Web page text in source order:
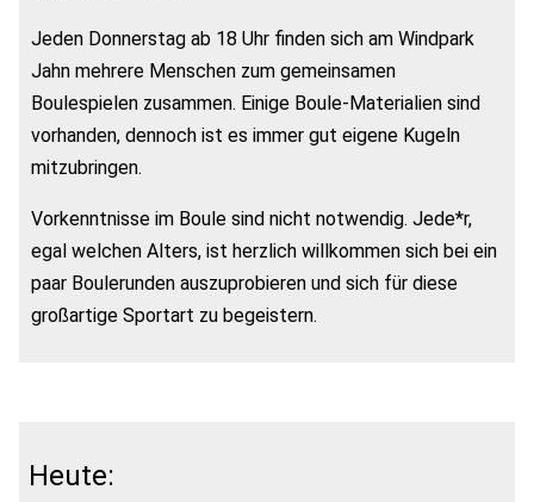
Jeden Donnerstag ab 18 Uhr finden sich am Windpark
Jahn mehrere Menschen zum gemeinsamen
Boulespielen zusammen. Einige Boule-Materialien sind
vorhanden, dennoch ist es immer gut eigene Kugeln
mitzubringen.
Vorkenntnisse im Boule sind nicht notwendig. Jede*r,
egal welchen Alters, ist herzlich willkommen sich bei ein
paar Boulerunden auszuprobieren und sich für diese
großartige Sportart zu begeistern.
Heute: